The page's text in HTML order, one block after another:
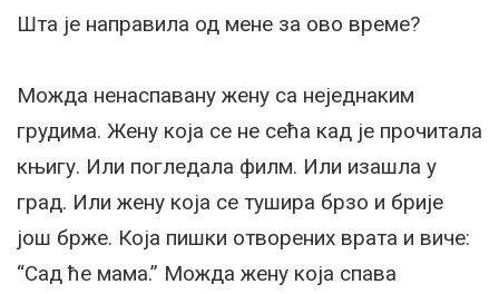
Шта је направила од мене за ово време?
Можда ненаспавану жену са неједнаким
грудима. Жену која се не сећа кад је прочитала
књигу. Или погледала филм. Или изашла у
град. Или жену која се тушира брзо и брије
још брже. Која пишки отворених врата и виче:
“Сад ће мама.” Можда жену која спава